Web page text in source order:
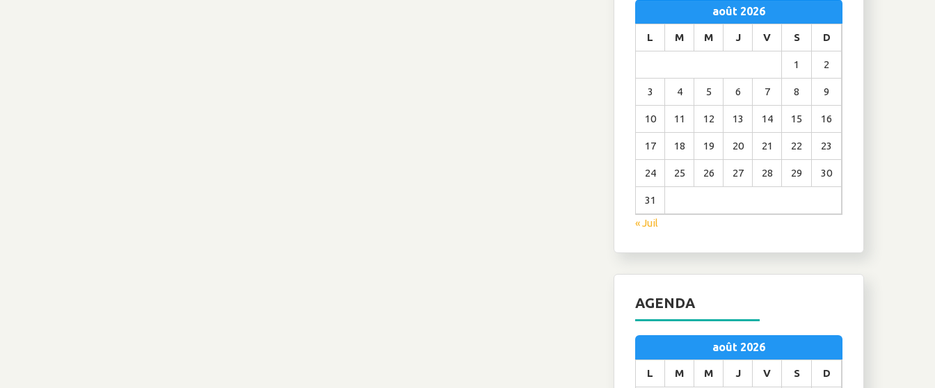
août 2026
L M M J V S D
1 2
3 4 5 6 7 8 9
10 11 12 13 14 15 16
17 18 19 20 21 22 23
24 25 26 27 28 29 30
31
« Juil
AGENDA
août 2026
L M M J V S D